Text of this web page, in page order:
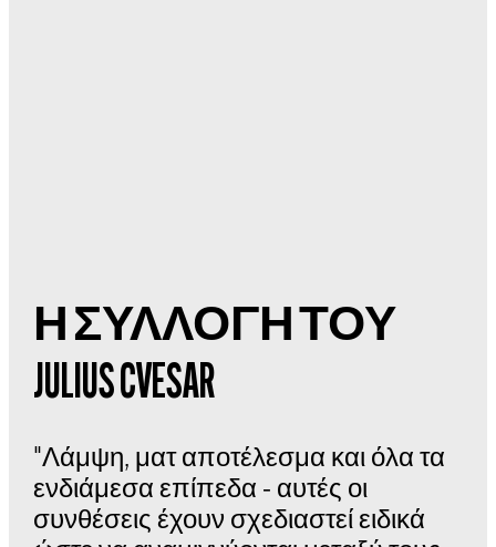
Η ΣΥΛΛΟΓΗ ΤΟΥ
JULIUS CVESAR
"Λάμψη, ματ αποτέλεσμα και όλα τα
ενδιάμεσα επίπεδα - αυτές οι
συνθέσεις έχουν σχεδιαστεί ειδικά